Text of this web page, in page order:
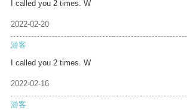
I called you 2 times. W
2022-02-20
游客
I called you 2 times. W
2022-02-16
游客